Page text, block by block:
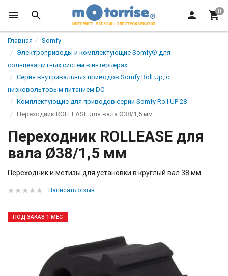
Главная
Somfy
Электроприводы и комплектующие Somfy® для
солнцезащитных систем в интерьерах
Серия внутривальных приводов Somfy Roll Up, с
низковольтовым питанием DC
Комплектующие для приводов серии Somfy Roll UP 28
Переходник ROLLEASE для вала Ø38/1,5 мм
Переходник ROLLEASE для
вала Ø38/1,5 мм
Переходник и метизы для установки в круглый вал 38 мм
Написать отзыв
ПОД ЗАКАЗ 1 МЕС